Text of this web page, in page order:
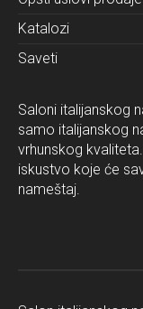
Katalozi
Saveti
Saloni italijanskog
samo italijanskog
vrhunskog
iskustvo koje će
nameštaj.